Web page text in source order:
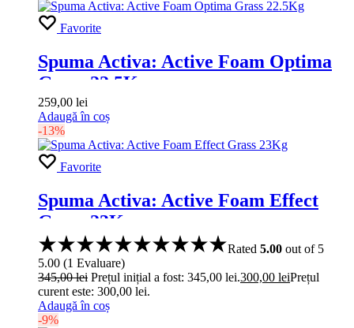
Favorite
Spuma Activa: Active Foam Optima
Grass 22.5Kg
259,00 lei
Adaugă în coș
-13%
Favorite
Spuma Activa: Active Foam Effect
Grass 23Kg
Rated 5.00 out of 5
5.00 (1 Evaluare)
345,00lei Prețul inițial a fost: 345,00 lei.300,00 leiPrețul
curent este: 300,00 lei.
Adaugă în coș
-9%